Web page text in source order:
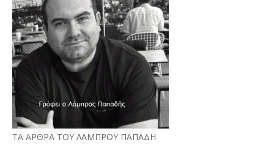
ΤΑ ΑΡΘΡΑ ΤΟΥ ΛΑΜΠΡΟΥ ΠΑΠΑΔΗ